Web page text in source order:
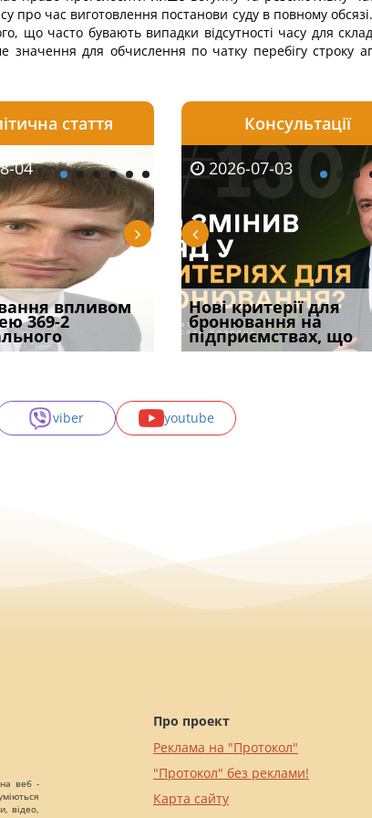
про час виготовлення постанови суду в повному
що часто бувають випадки відсутності часу для
значення для обчислення по чатку перебігу строку
для
шкоди
2026-08-06
Документи, на яких не
проставляється
апостиль: пер
стаття
04
впливом
369-2
2026-08-04
Переоформлення
відстрочки за іншою
підставою: нов
Консультації
05-25
юристів замінить
зароблятиме
2026-07-03
Нові критерії для
бронювання на
підприємствах, що
2026-07-30
Восьмий ААС
підтвердив, що
може скас
viber youtube
веб -
відео,
Про проект
Реклама на "Протокол"
"Протокол" без реклами!
Карта сайту